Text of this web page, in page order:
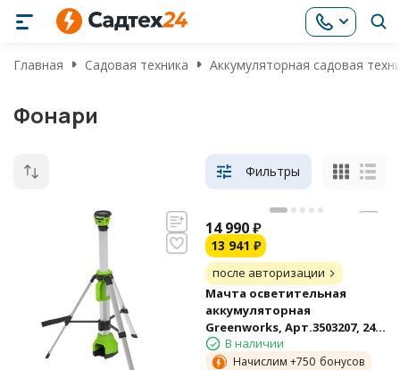
Главная Садовая техника Аккумуляторная садовая
Фонари
Фильтры
14 990₽
13 941 ₽
после авторизации
Мачта осветительная
аккумуляторная
Greenworks, Арт.3503207, 24V
/110-240V, 3000 лм, без АКБ и
ЗУ
В наличии
Начислим +750 бонусов